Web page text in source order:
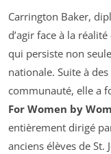
Carrington Baker,
d’agir face à la
qui persiste non
nationale. Suite à
communauté, elle a
For Women by
entièrement dirigé
anciens élèves de St.